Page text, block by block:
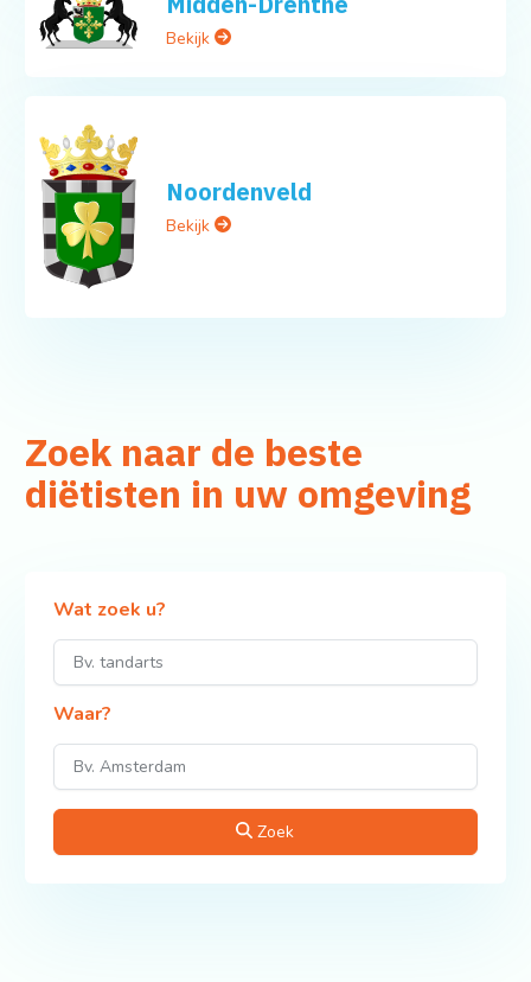
Bekijk
Noordenveld
Bekijk
Zoek naar de beste
diëtisten in uw omgeving
Wat zoek u?
Waar?
Zoek